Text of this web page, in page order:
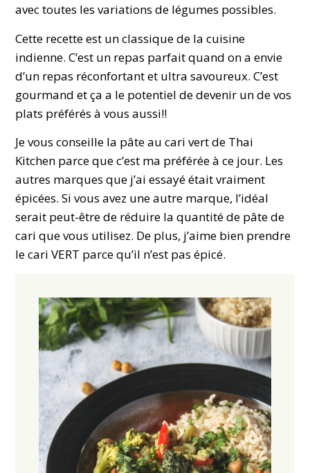
avec toutes les variations de légumes possibles.
Cette recette est un classique de la cuisine
indienne. C’est un repas parfait quand on a envie
d’un repas réconfortant et ultra savoureux. C’est
gourmand et ça a le potentiel de devenir un de vos
plats préférés à vous aussi!!
Je vous conseille la pâte au cari vert de Thai
Kitchen parce que c’est ma préférée à ce jour. Les
autres marques que j’ai essayé était vraiment
épicées. Si vous avez une autre marque, l’idéal
serait peut-être de réduire la quantité de pâte de
cari que vous utilisez. De plus, j’aime bien prendre
le cari VERT parce qu’il n’est pas épicé.